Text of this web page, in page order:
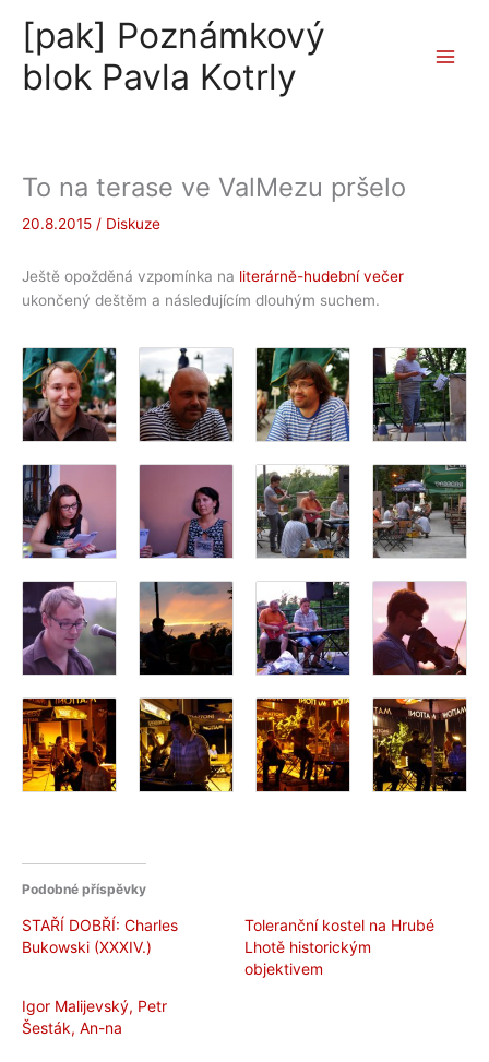
obsah
[pak] Poznámkový
blok Pavla Kotrly
To na terase ve ValMezu pršelo
20.8.2015 / Diskuze
Ještě opožděná vzpomínka na literárně-hudební večer
ukončený deštěm a následujícím dlouhým suchem.
Podobné příspěvky
STAŘÍ DOBŘÍ: Charles
Bukowski (XXXIV.)
Toleranční kostel na Hrubé
Lhotě historickým
objektivem
Igor Malijevský, Petr
Šesták, An-na